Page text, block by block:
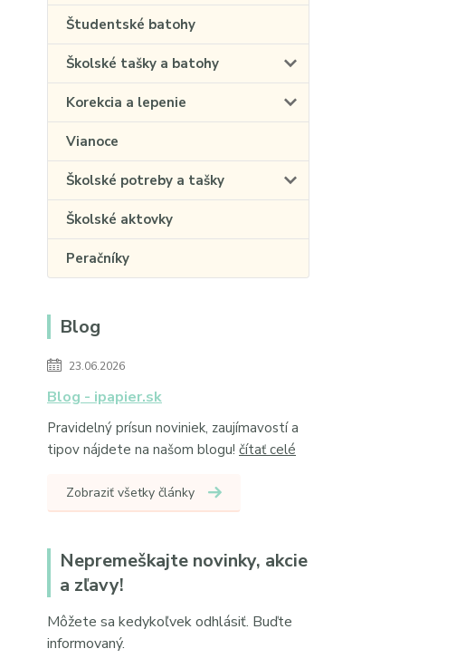
Študentské batohy
Školské tašky a batohy
Korekcia a lepenie
Vianoce
Školské potreby a tašky
Školské aktovky
Peračníky
Blog
23.06.2026
Blog - ipapier.sk
Pravidelný prísun noviniek, zaujímavostí a
tipov nájdete na našom blogu! čítať celé
Zobraziť všetky články
Nepremeškajte novinky, akcie
a zľavy!
Môžete sa kedykoľvek odhlásiť. Buďte
informovaný.